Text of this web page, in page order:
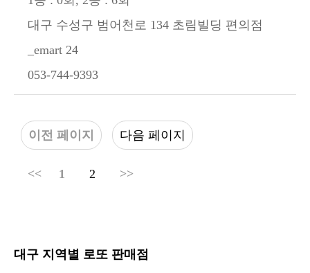
대구 수성구 범어천로 134 초림빌딩 편의점
_emart 24
053-744-9393
이전 페이지 다음 페이지
<< 1 2 >>
대구 지역별 로또 판매점